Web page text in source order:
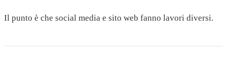
Il punto è che social media e sito web fanno lavori diversi.